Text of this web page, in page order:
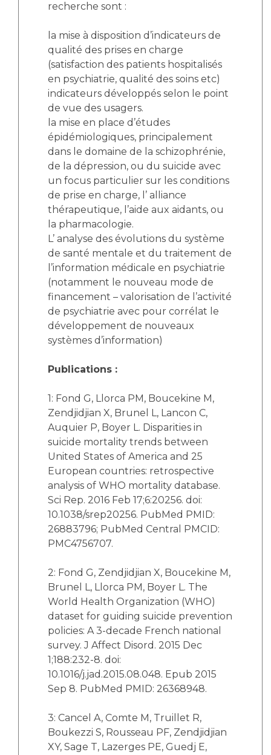
recherche sont :
la mise à disposition d’indicateurs de
qualité des prises en charge
(satisfaction des patients hospitalisés
en psychiatrie, qualité des soins etc)
indicateurs développés selon le point
de vue des usagers.
la mise en place d’études
épidémiologiques, principalement
dans le domaine de la schizophrénie,
de la dépression, ou du suicide avec
un focus particulier sur les conditions
de prise en charge, l’ alliance
thérapeutique, l’aide aux aidants, ou
la pharmacologie.
L’ analyse des évolutions du système
de santé mentale et du traitement de
l’information médicale en psychiatrie
(notamment le nouveau mode de
financement – valorisation de l’activité
de psychiatrie avec pour corrélat le
développement de nouveaux
systèmes d’information)
Publications :
1: Fond G, Llorca PM, Boucekine M,
Zendjidjian X, Brunel L, Lancon C,
Auquier P, Boyer L. Disparities in
suicide mortality trends between
United States of America and 25
European countries: retrospective
analysis of WHO mortality database.
Sci Rep. 2016 Feb 17;6:20256. doi:
10.1038/srep20256. PubMed PMID:
26883796; PubMed Central PMCID:
PMC4756707.
2: Fond G, Zendjidjian X, Boucekine M,
Brunel L, Llorca PM, Boyer L. The
World Health Organization (WHO)
dataset for guiding suicide prevention
policies: A 3-decade French national
survey. J Affect Disord. 2015 Dec
1;188:232-8. doi:
10.1016/j.jad.2015.08.048. Epub 2015
Sep 8. PubMed PMID: 26368948.
3: Cancel A, Comte M, Truillet R,
Boukezzi S, Rousseau PF, Zendjidjian
XY, Sage T, Lazerges PE, Guedj E,